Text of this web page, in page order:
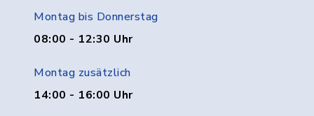
Montag bis Donnerstag
08:00 - 12:30 Uhr
Montag zusätzlich
14:00 - 16:00 Uhr